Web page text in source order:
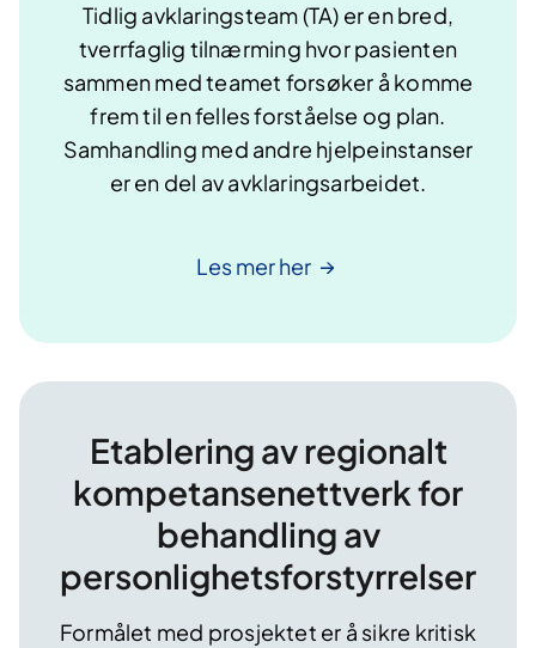
Tidlig avklaringsteam (TA) er en bred,
tverrfaglig tilnærming hvor pasienten
sammen med teamet forsøker å komme
frem til en felles forståelse og plan.
Samhandling med andre hjelpeinstanser
er en del av avklaringsarbeidet.
Les merher
Etablering av regionalt
kompetansenettverk for
behandling av
personlighetsforstyrrelser
Formålet med prosjektet er å sikre kritisk